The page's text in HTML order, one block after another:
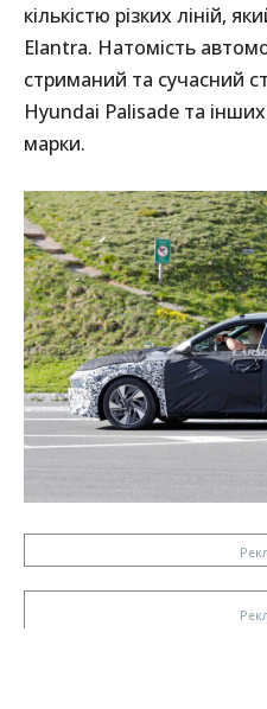
кількістю різких ліній,
Elantra. Натомість
стриманий та сучасний
Hyundai Palisade та
марки.